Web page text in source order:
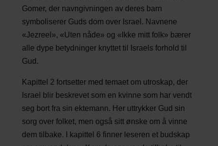
Gomer, der navngivningen av deres barn
symboliserer Guds dom over Israel. Navnene
«Jezreel», «Uten nåde» og «Ikke mitt folk» bærer
alle dype betydninger knyttet til Israels forhold til
Gud.
Kapittel 2 fortsetter med temaet om utroskap, der
Israel blir beskrevet som en kvinne som har vendt
seg bort fra sin ektemann. Her uttrykker Gud sin
sorg over folket, men også sitt ønske om å vinne
dem tilbake. I kapittel 6 finner leseren et budskap